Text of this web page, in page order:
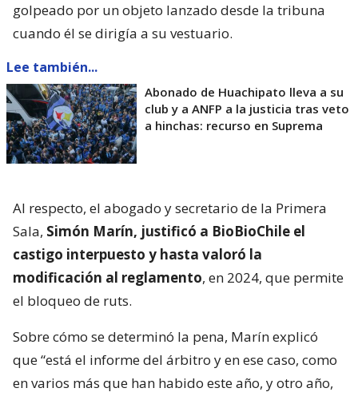
golpeado por un objeto lanzado desde la tribuna
cuando él se dirigía a su vestuario.
Lee también...
Abonado de Huachipato lleva a su
club y a ANFP a la justicia tras veto
a hinchas: recurso en Suprema
Al respecto, el abogado y secretario de la Primera
Sala, Simón Marín, justificó a BioBioChile el
castigo interpuesto y hasta valoró la
modificación al reglamento, en 2024, que permite
el bloqueo de ruts.
Sobre cómo se determinó la pena, Marín explicó
que “está el informe del árbitro y en ese caso, como
en varios más que han habido este año, y otro año,